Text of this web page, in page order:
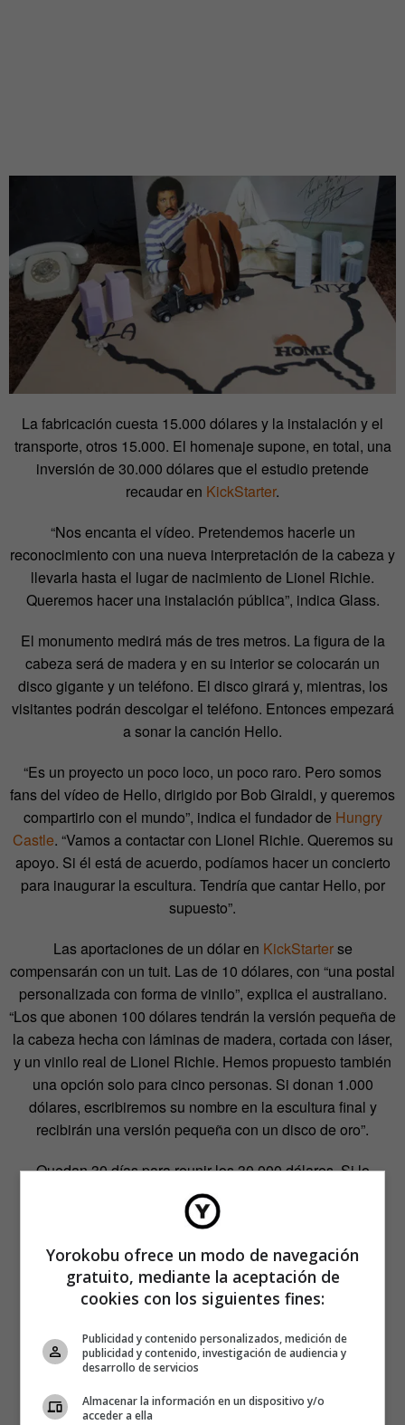
La fabricación cuesta 15.000 dólares y la instalación y el
transporte, otros 15.000. El homenaje supone, en total, una
inversión de 30.000 dólares que el estudio pretende
recaudar en KickStarter.
“Nos encanta el vídeo. Pretendemos hacerle un
reconocimiento con una nueva interpretación de la cabeza y
llevarla hasta el lugar de nacimiento de Lionel Richie.
Queremos hacer una instalación pública”, indica Glass.
El monumento medirá más de tres metros. La figura de la
cabeza será de madera y en su interior se colocarán un
disco gigante y un teléfono. El disco girará y, mientras, los
visitantes podrán descolgar el teléfono. Entonces empezará
a sonar la canción Hello.
“Es un proyecto un poco loco, un poco raro. Pero somos
fans del vídeo de Hello, dirigido por Bob Giraldi, y queremos
compartirlo con el mundo”, indica el fundador de Hungry
Castle. “Vamos a contactar con Lionel Richie. Queremos su
apoyo. Si él está de acuerdo, podíamos hacer un concierto
para inaugurar la escultura. Tendría que cantar Hello, por
supuesto”.
Las aportaciones de un dólar en KickStarterse
compensarán con un tuit. Las de 10 dólares, con “una postal
personalizada con forma de vinilo”, explica el australiano.
“Los que abonen 100 dólares tendrán la versión pequeña de
la cabeza hecha con láminas de madera, cortada con láser,
y un vinilo real de Lionel Richie. Hemos propuesto también
una opción solo para cinco personas. Si donan 1.000
dólares, escribiremos su nombre en la escultura final y
recibirán una versión pequeña con un disco de oro”.
Quedan 30 días para reunir los 30.000 dólares. Si lo
tendrá su merecido. Si no, los
donantes recibirán su dinero de vuelta
todavía quedan en todo el mundo.
Yorokobu ofrece un modo de navegación
gratuito, mediante la aceptación de
cookies con los siguientes fines:
Publicidad y contenido personalizados, medición de
publicidad y contenido, investigación de audiencia y
desarrollo de servicios
Almacenar la información en un dispositivo y/o
acceder a ella